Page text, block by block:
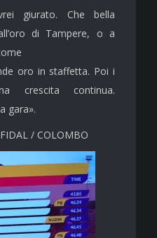
giurato. Che bella
di Tampere, o a
oro in staffetta. Poi i
crescita continua.
gara».
/ COLOMBO